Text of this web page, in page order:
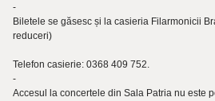
-
Biletele se găsesc și la casieria Filarmonicii
reduceri)
Telefon casierie: 0368 409 752.
-
Accesul la concertele din Sala Patria nu este